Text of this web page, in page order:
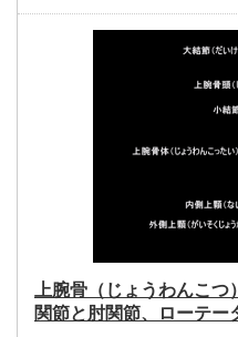
上腕骨（じょうわんこ
関節と肘関節、ローテー